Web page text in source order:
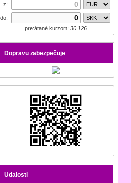
z:
do:
prerátané kurzom: 30.126
Dopravu zabezpečuje
Udalosti